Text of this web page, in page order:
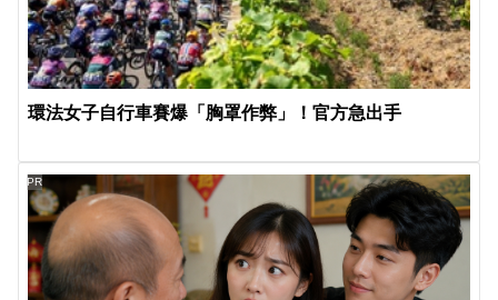
環法女子自行車賽爆「胸罩作弊」！官方急出手
PR